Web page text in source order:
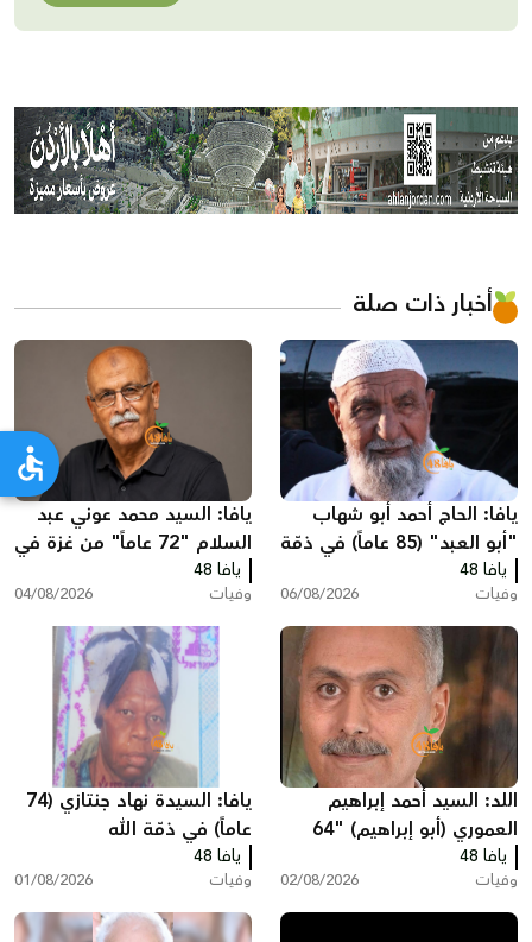
أخبار ذات صلة
يافا: الحاج أحمد أبو شهاب
"أبو العبد" (85 عاماً) في ذمّة
الله
يافا 48
وفيات 06/08/2026
يافا: السيد محمد عوني عبد
السلام "72 عاماً" من غزة في
ذمّة الله
يافا 48
وفيات 04/08/2026
اللد: السيد أحمد إبراهيم
العموري (أبو إبراهيم) "64
عاماً" في ذمّة الله
يافا 48
وفيات 02/08/2026
يافا: السيدة نهاد جنتازي (74
عاماً) في ذمّة الله
يافا 48
وفيات 01/08/2026